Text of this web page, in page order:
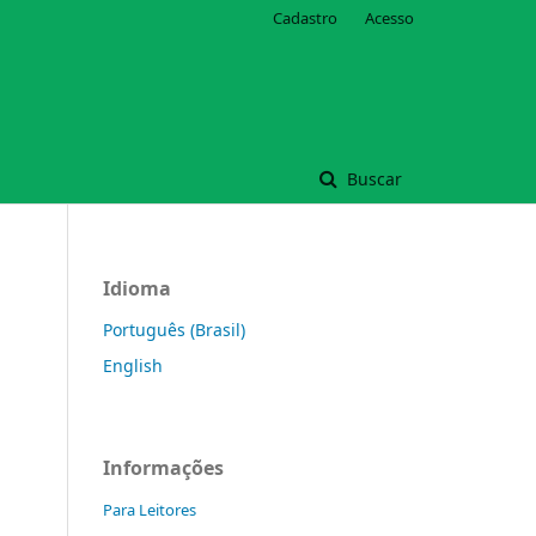
Buscar
Cadastro Acesso
Idioma
Português (Brasil)
English
Informações
Para Leitores